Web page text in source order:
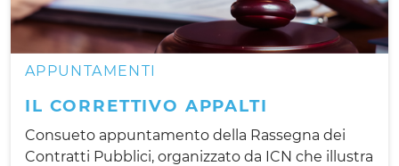
APPUNTAMENTI
IL CORRETTIVO APPALTI
Consueto appuntamento della Rassegna dei
Contratti Pubblici, organizzato da ICN che illustra